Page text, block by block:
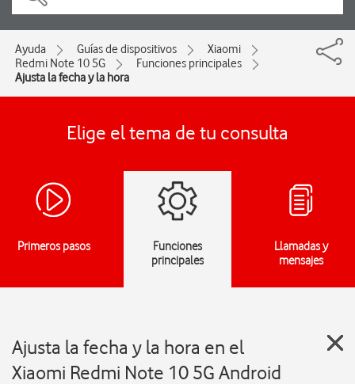
Ayuda Guías de dispositivos
Xiaomi
Redmi Note 10 5G
Funciones principales
Ajusta la fecha y la hora
Elige el tema de tu consulta
Primeros pasos
Funciones
principales
Llamadas y
mensajes
Ajusta la fecha y la hora en el
Xiaomi Redmi Note 10 5G Android